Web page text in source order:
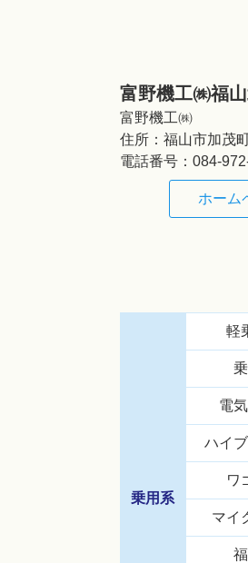
富野機工㈱福
富野機工㈱
住所： 福山市加茂
電話番号： 084-
ホーム
乗用系
軽
電
ハイ
ワ
マイ